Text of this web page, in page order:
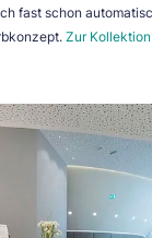
fast schon
Zur Kollektion